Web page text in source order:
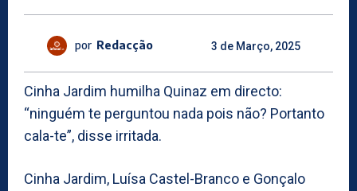
por Redacção 3 de Março, 2025
Cinha Jardim humilha Quinaz em directo:
“ninguém te perguntou nada pois não? Portanto
cala-te”, disse irritada.
Cinha Jardim, Luísa Castel-Branco e Gonçalo